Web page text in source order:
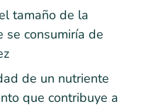
tamaño de la
se consumiría de
de un nutriente
que contribuye a